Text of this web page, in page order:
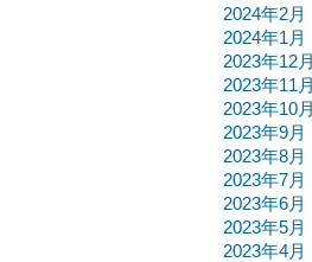
2024年2月
2024年1月
2023年12月
2023年11月
2023年10月
2023年9月
2023年8月
2023年7月
2023年6月
2023年5月
2023年4月